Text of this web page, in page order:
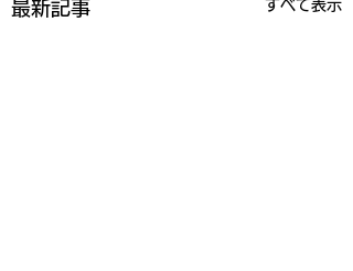
最新記事 すべて表示